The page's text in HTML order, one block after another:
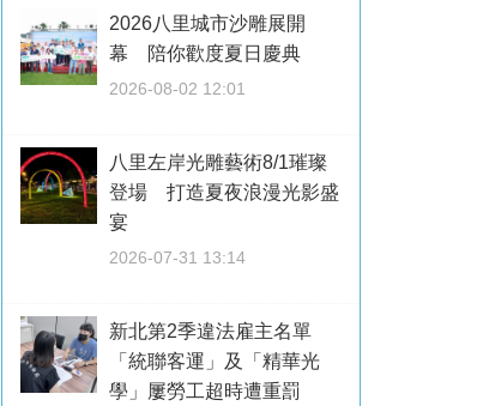
2026八里城市沙雕展開
幕 陪你歡度夏日慶典
2026-08-02 12:01
八里左岸光雕藝術8/1璀璨
登場 打造夏夜浪漫光影盛
宴
2026-07-31 13:14
新北第2季違法雇主名單
「統聯客運」及「精華光
學」屢勞工超時遭重罰